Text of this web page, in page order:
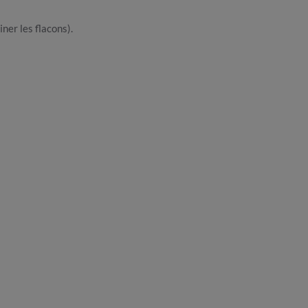
les flacons).